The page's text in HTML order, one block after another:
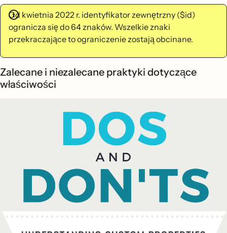
Od kwietnia 2022 r. identyfikator zewnętrzny ($id)
ogranicza się do 64 znaków. Wszelkie znaki
przekraczające to ograniczenie zostają obcinane.
Zalecane i niezalecane praktyki dotyczące
właściwości